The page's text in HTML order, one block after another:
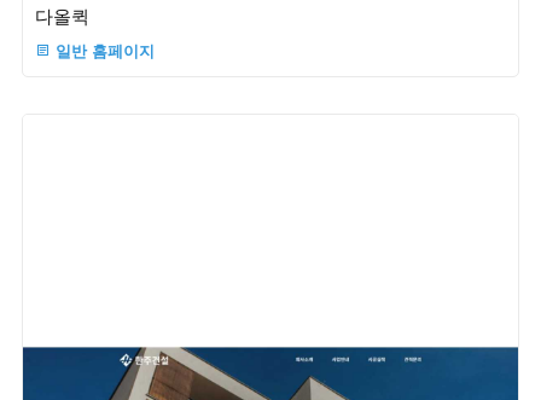
다올퀵
일반 홈페이지